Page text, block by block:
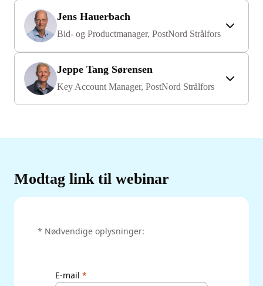
Jens Hauerbach
Bid- og Productmanager, PostNord Strålfors
Jeppe Tang Sørensen
Key Account Manager, PostNord Strålfors
Modtag link til webinar
‌* Nødvendige oplysninger:
E-mail